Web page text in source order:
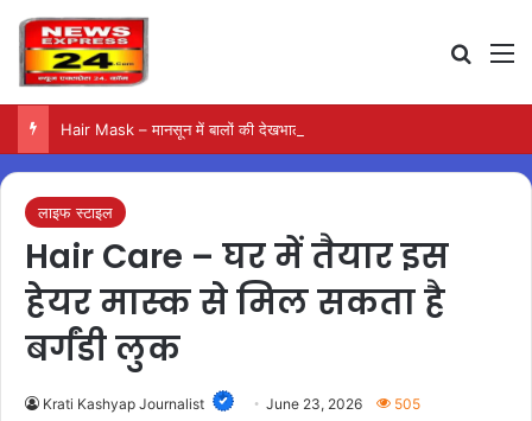
Hair Mask – मानसून में बालों की देखभाल के लिए आजमाएं अंडे का मास्क
लाइफ स्टाइल
Hair Care – घर में तैयार इस
हेयर मास्क से मिल सकता है
बर्गंडी लुक
Krati Kashyap Journalist June 23, 2026 505